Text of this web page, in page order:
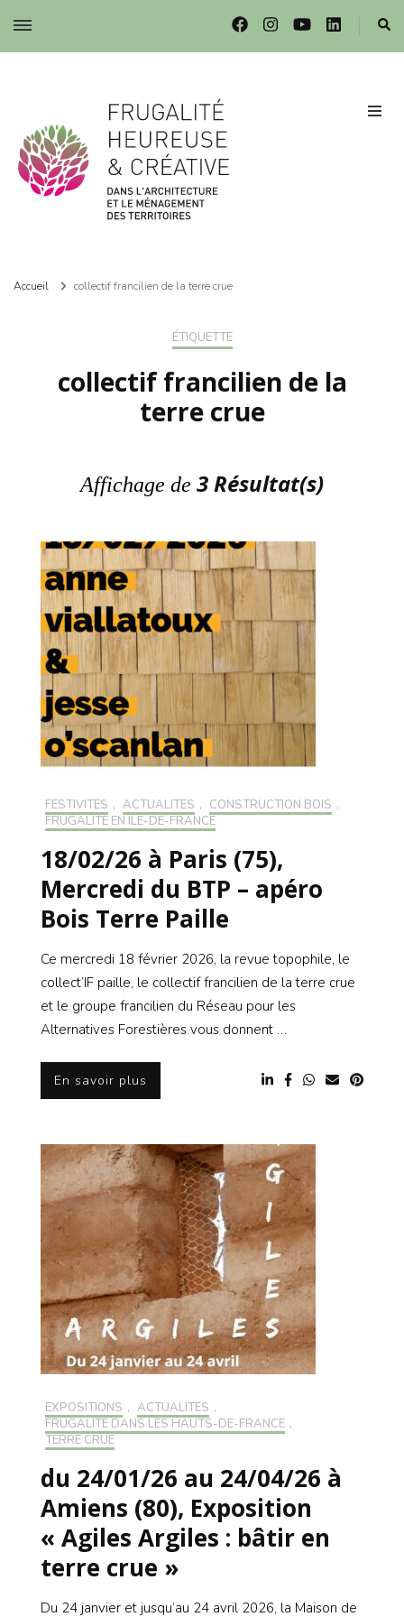
Frugalité dans l'architecture et le ménagement des territoires
Accueil collectif francilien de la terre crue
ÉTIQUETTE
collectif francilien de la
terre crue
Affichage de 3 Résultat(s)
FESTIVITÉS , ACTUALITÉS , CONSTRUCTION BOIS ,
FRUGALITÉ EN ILE-DE-FRANCE
18/02/26 à Paris (75),
Mercredi du BTP – apéro
Bois Terre Paille
Ce mercredi 18 février 2026, la revue topophile, le
collect’IF paille, le collectif francilien de la terre crue
et le groupe francilien du Réseau pour les
Alternatives Forestières vous donnent …
En savoir plus
EXPOSITIONS , ACTUALITÉS ,
FRUGALITÉ DANS LES HAUTS-DE-FRANCE ,
TERRE CRUE
du 24/01/26 au 24/04/26 à
Amiens (80), Exposition
« Agiles Argiles : bâtir en
terre crue »
Du 24 janvier et jusqu’au 24 avril 2026, la Maison de